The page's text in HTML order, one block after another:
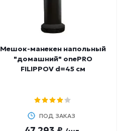
Мешок-манекен напольный
"домашний" onePRO
FILIPPOV d=45 см
ПОД ЗАКАЗ